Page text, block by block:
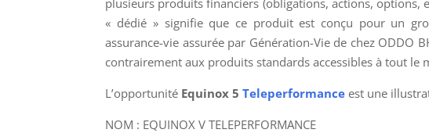
« dédié » signifie que ce produit est conçu pour un
assurance-vie assurée par Génération-Vie de chez ODDO
contrairement aux produits standards accessibles à tout le
L’opportunité Equinox 5Teleperformance est une
NOM : EQUINOX V TELEPERFORMANCE